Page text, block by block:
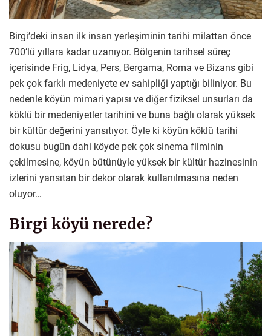
Birgi’deki insan ilk insan yerleşiminin tarihi milattan önce
700’lü yıllara kadar uzanıyor. Bölgenin tarihsel süreç
içerisinde Frig, Lidya, Pers, Bergama, Roma ve Bizans gibi
pek çok farklı medeniyete ev sahipliği yaptığı biliniyor. Bu
nedenle köyün mimari yapısı ve diğer fiziksel unsurları da
köklü bir medeniyetler tarihini ve buna bağlı olarak yüksek
bir kültür değerini yansıtıyor. Öyle ki köyün köklü tarihi
dokusu bugün dahi köyde pek çok sinema filminin
çekilmesine, köyün bütünüyle yüksek bir kültür hazinesinin
izlerini yansıtan bir dekor olarak kullanılmasına neden
oluyor…
Birgi köyü nerede?